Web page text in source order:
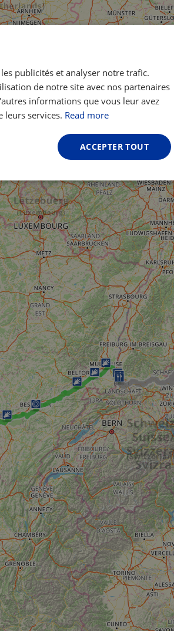
FRENCH
publicités et analyser notre trafic.
de notre site avec nos partenaires
informations que vous leur avez
services. Read more
ACCEPTER TOUT
Fonctionnalité Non classifiés
Fonctionnalité Non classifiés
site Web telles que la connexion des utilisateurs et
les cookies strictement nécessaires.
associated with the Django web development
It is designed to help protect a site against
type of software attack on web forms.
associated with Cloudflare's challenge-response
used to ensure that the website's traffic is
not coming from automated bots. It is part of
features.
used to distinguish between humans and bots.
for the website, in order to make valid reports
their website.
used to distinguish between humans and bots.
for the website, in order to make valid reports
their website.
stickiness support with CORS use cases after the
we are creating additional stickiness cookies
duration-based stickiness features named
(ALB).
platform session cookie, used by sites written
.NET based technologies. Usually used to
user session by the server.
le consentement des clients à l'utilisation de
fins non essentielles
utilisé par le service Cookie-Script.com pour
préférences de consentement des visiteurs en
de Google